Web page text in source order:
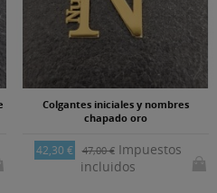
Colgantes iniciales y nombres
chapado oro
42,30 € 47,00 €Impuestos
incluidos